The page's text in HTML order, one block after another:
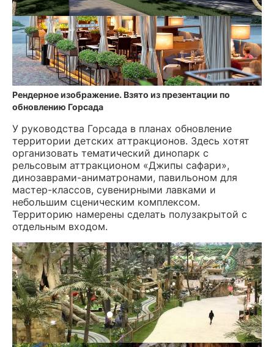
Рендерное изображение. Взято из презентации по
обновлению Горсада
У руководства Горсада в планах обновление
территории детских аттракционов. Здесь хотят
организовать тематический динопарк с
рельсовым аттракционом «Джипы сафари»,
динозаврами-аниматронами, павильоном для
мастер-классов, сувенирными лавками и
небольшим сценическим комплексом.
Территорию намерены сделать полузакрытой с
отдельным входом.